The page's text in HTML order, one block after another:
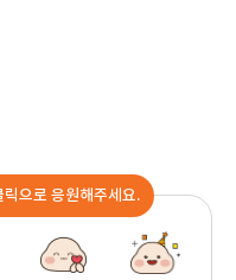
으로 응원해주세요.